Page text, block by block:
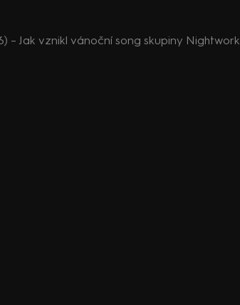
– Jak vznikl vánoční song skupiny Nightwork